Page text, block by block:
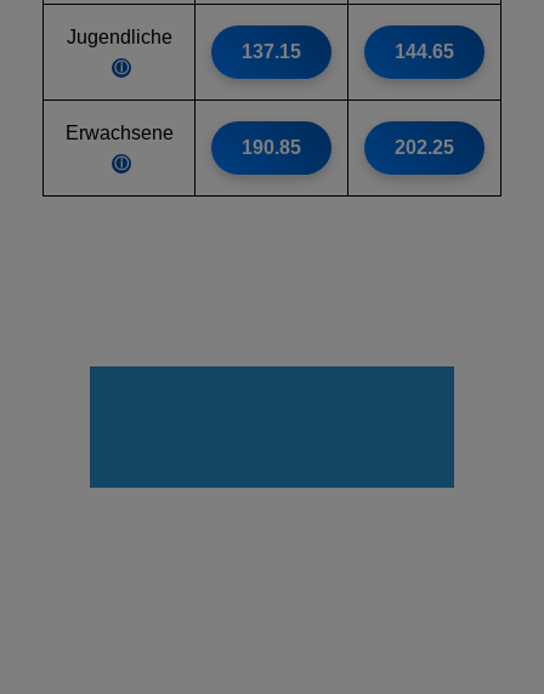
Jugendliche
ⓘ
137.15 144.65
Erwachsene
ⓘ
190.85 202.25